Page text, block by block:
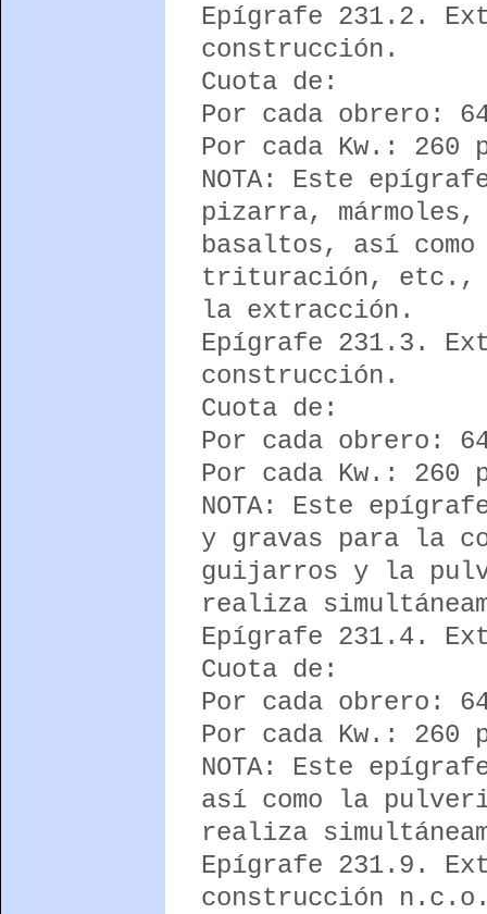
Epígrafe 231.2.
construcción.
Cuota de:
Por cada obrero:
Por cada Kw.: 260
NOTA: Este
pizarra,
basaltos, así
trituración, etc.,
la extracción.
Epígrafe 231.3.
construcción.
Cuota de:
Por cada obrero:
Por cada Kw.: 260
NOTA: Este
y gravas para la
guijarros y la
realiza
Epígrafe 231.4.
Cuota de:
Por cada obrero:
Por cada Kw.: 260
NOTA: Este
así como la
realiza
Epígrafe 231.9.
construcción